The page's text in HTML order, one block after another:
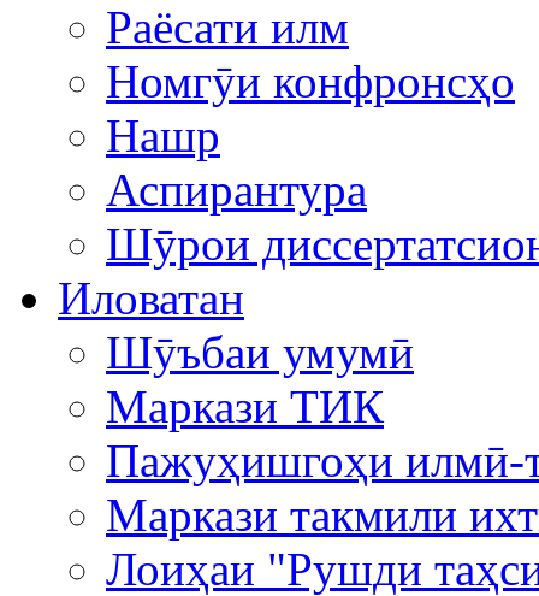
Раёсати илм
Номгӯи конфронсҳо
Нашр
Аспирантура
Шӯрои
Иловатан
Шӯъбаи умумӣ
Маркази ТИК
Пажуҳишгоҳи илмӣ-
Маркази такмили
Лоиҳаи "Рушди